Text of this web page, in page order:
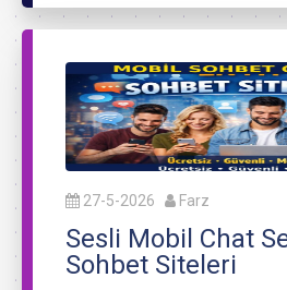
27-5-2026 Farz
Sesli Mobil Chat
Sohbet Siteleri